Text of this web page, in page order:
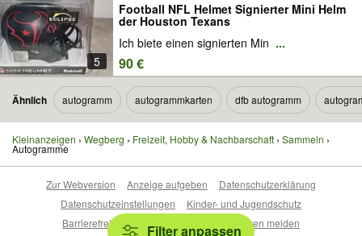
5
Football NFL Helmet Signierter Mini Helm
der Houston Texans
Ich biete einen signierten Min ...
90 €
Ähnlich autogramm autogrammkarten dfb autogramm
Kleinanzeigen Wegberg Freizeit, Hobby & Nachbarschaft Sammeln
Autogramme
Filter anpassen
Zur Webversion Anzeige aufgeben
Datenschutzerklärung
Datenschutzeinstellungen
Kinder- und Jugendschutz
Barrierefreiheitserklärung
Sicherheitslücken melden